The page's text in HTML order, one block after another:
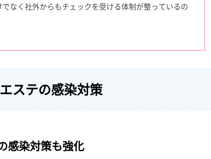
なく社外からもチェックを受ける体制が整っているの
ステの感染対策
感染対策も強化